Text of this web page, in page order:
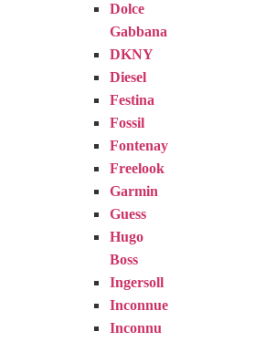
Dolce
Gabbana
DKNY
Diesel
Festina
Fossil
Fontenay
Freelook
Garmin
Guess
Hugo
Boss
Ingersoll
Inconnue
Inconnu